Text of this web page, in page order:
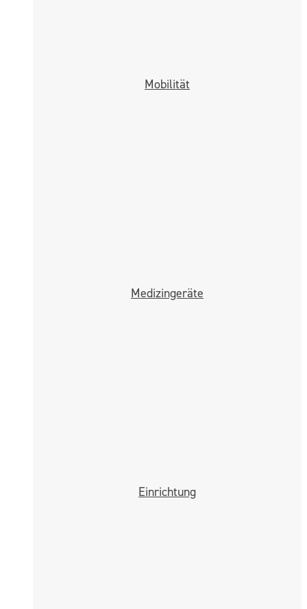
Mobilität
Medizingeräte
Einrichtung